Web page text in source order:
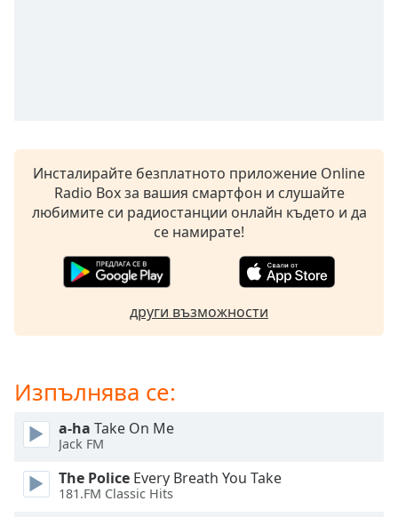
subtitles
settings
opens
subtitles
settings
subtitles
Audio
Picture-
in-
Fullscreen
This
Инсталирайте безплатното приложение Online
Radio Box за вашия смартфон и слушайте
любимите си радиостанции онлайн където и да
се намирате!
други възможности
Изпълнява се:
a-ha Take On Me
Jack FM
The Police Every Breath You Take
181.FM Classic Hits